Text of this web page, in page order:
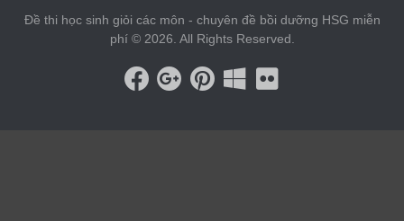
Đề thi học sinh giỏi các môn - chuyên đề bồi dưỡng HSG miễn
phí © 2026. All Rights Reserved.